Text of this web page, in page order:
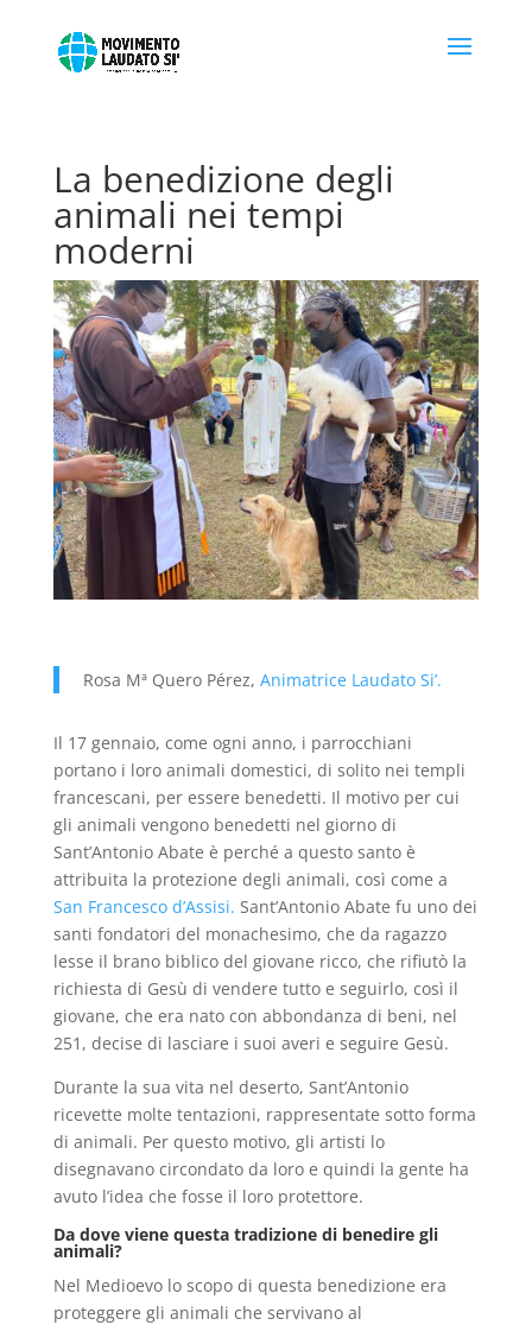
La benedizione degli
animali nei tempi
moderni
Rosa Mª Quero Pérez, Animatrice Laudato Si’.
Il 17 gennaio, come ogni anno, i parrocchiani
portano i loro animali domestici, di solito nei templi
francescani, per essere benedetti. Il motivo per cui
gli animali vengono benedetti nel giorno di
Sant’Antonio Abate è perché a questo santo è
attribuita la protezione degli animali, così come a
San Francesco d’Assisi. Sant’Antonio Abate fu uno dei
santi fondatori del monachesimo, che da ragazzo
lesse il brano biblico del giovane ricco, che rifiutò la
richiesta di Gesù di vendere tutto e seguirlo, così il
giovane, che era nato con abbondanza di beni, nel
251, decise di lasciare i suoi averi e seguire Gesù.
Durante la sua vita nel deserto, Sant’Antonio
ricevette molte tentazioni, rappresentate sotto forma
di animali. Per questo motivo, gli artisti lo
disegnavano circondato da loro e quindi la gente ha
avuto l’idea che fosse il loro protettore.
Da dove viene questa tradizione di benedire gli
animali?
Nel Medioevo lo scopo di questa benedizione era
proteggere gli animali che servivano al